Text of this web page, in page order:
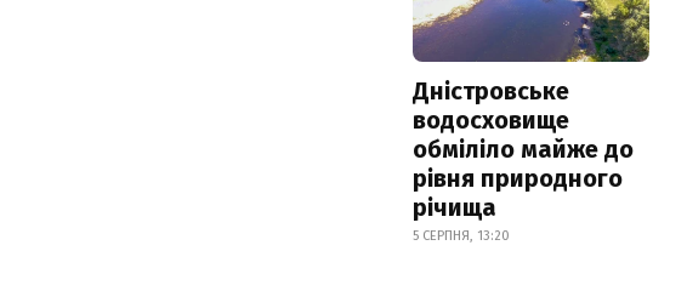
Дністровське
водосховище
обміліло майже до
рівня природного
річища
5 СЕРПНЯ, 13:20